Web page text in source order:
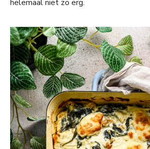
helemaal niet zo erg.